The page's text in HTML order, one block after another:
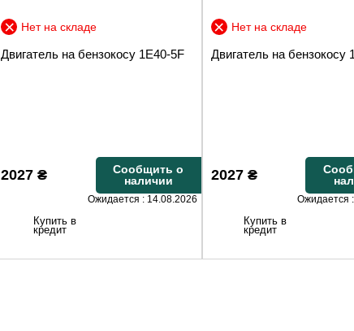
Нет на складе
Двигатель на бензокосу 1E40-5F
2027 ₴
Сообщить о
наличии
Ожидается : 14.08.2026
Купить в
кредит
Нет на складе
Двигатель на бензокосу
2027₴
Ожидается
Купить в
кредит